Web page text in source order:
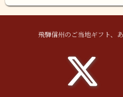
飛騨信州のご当地ギフト、